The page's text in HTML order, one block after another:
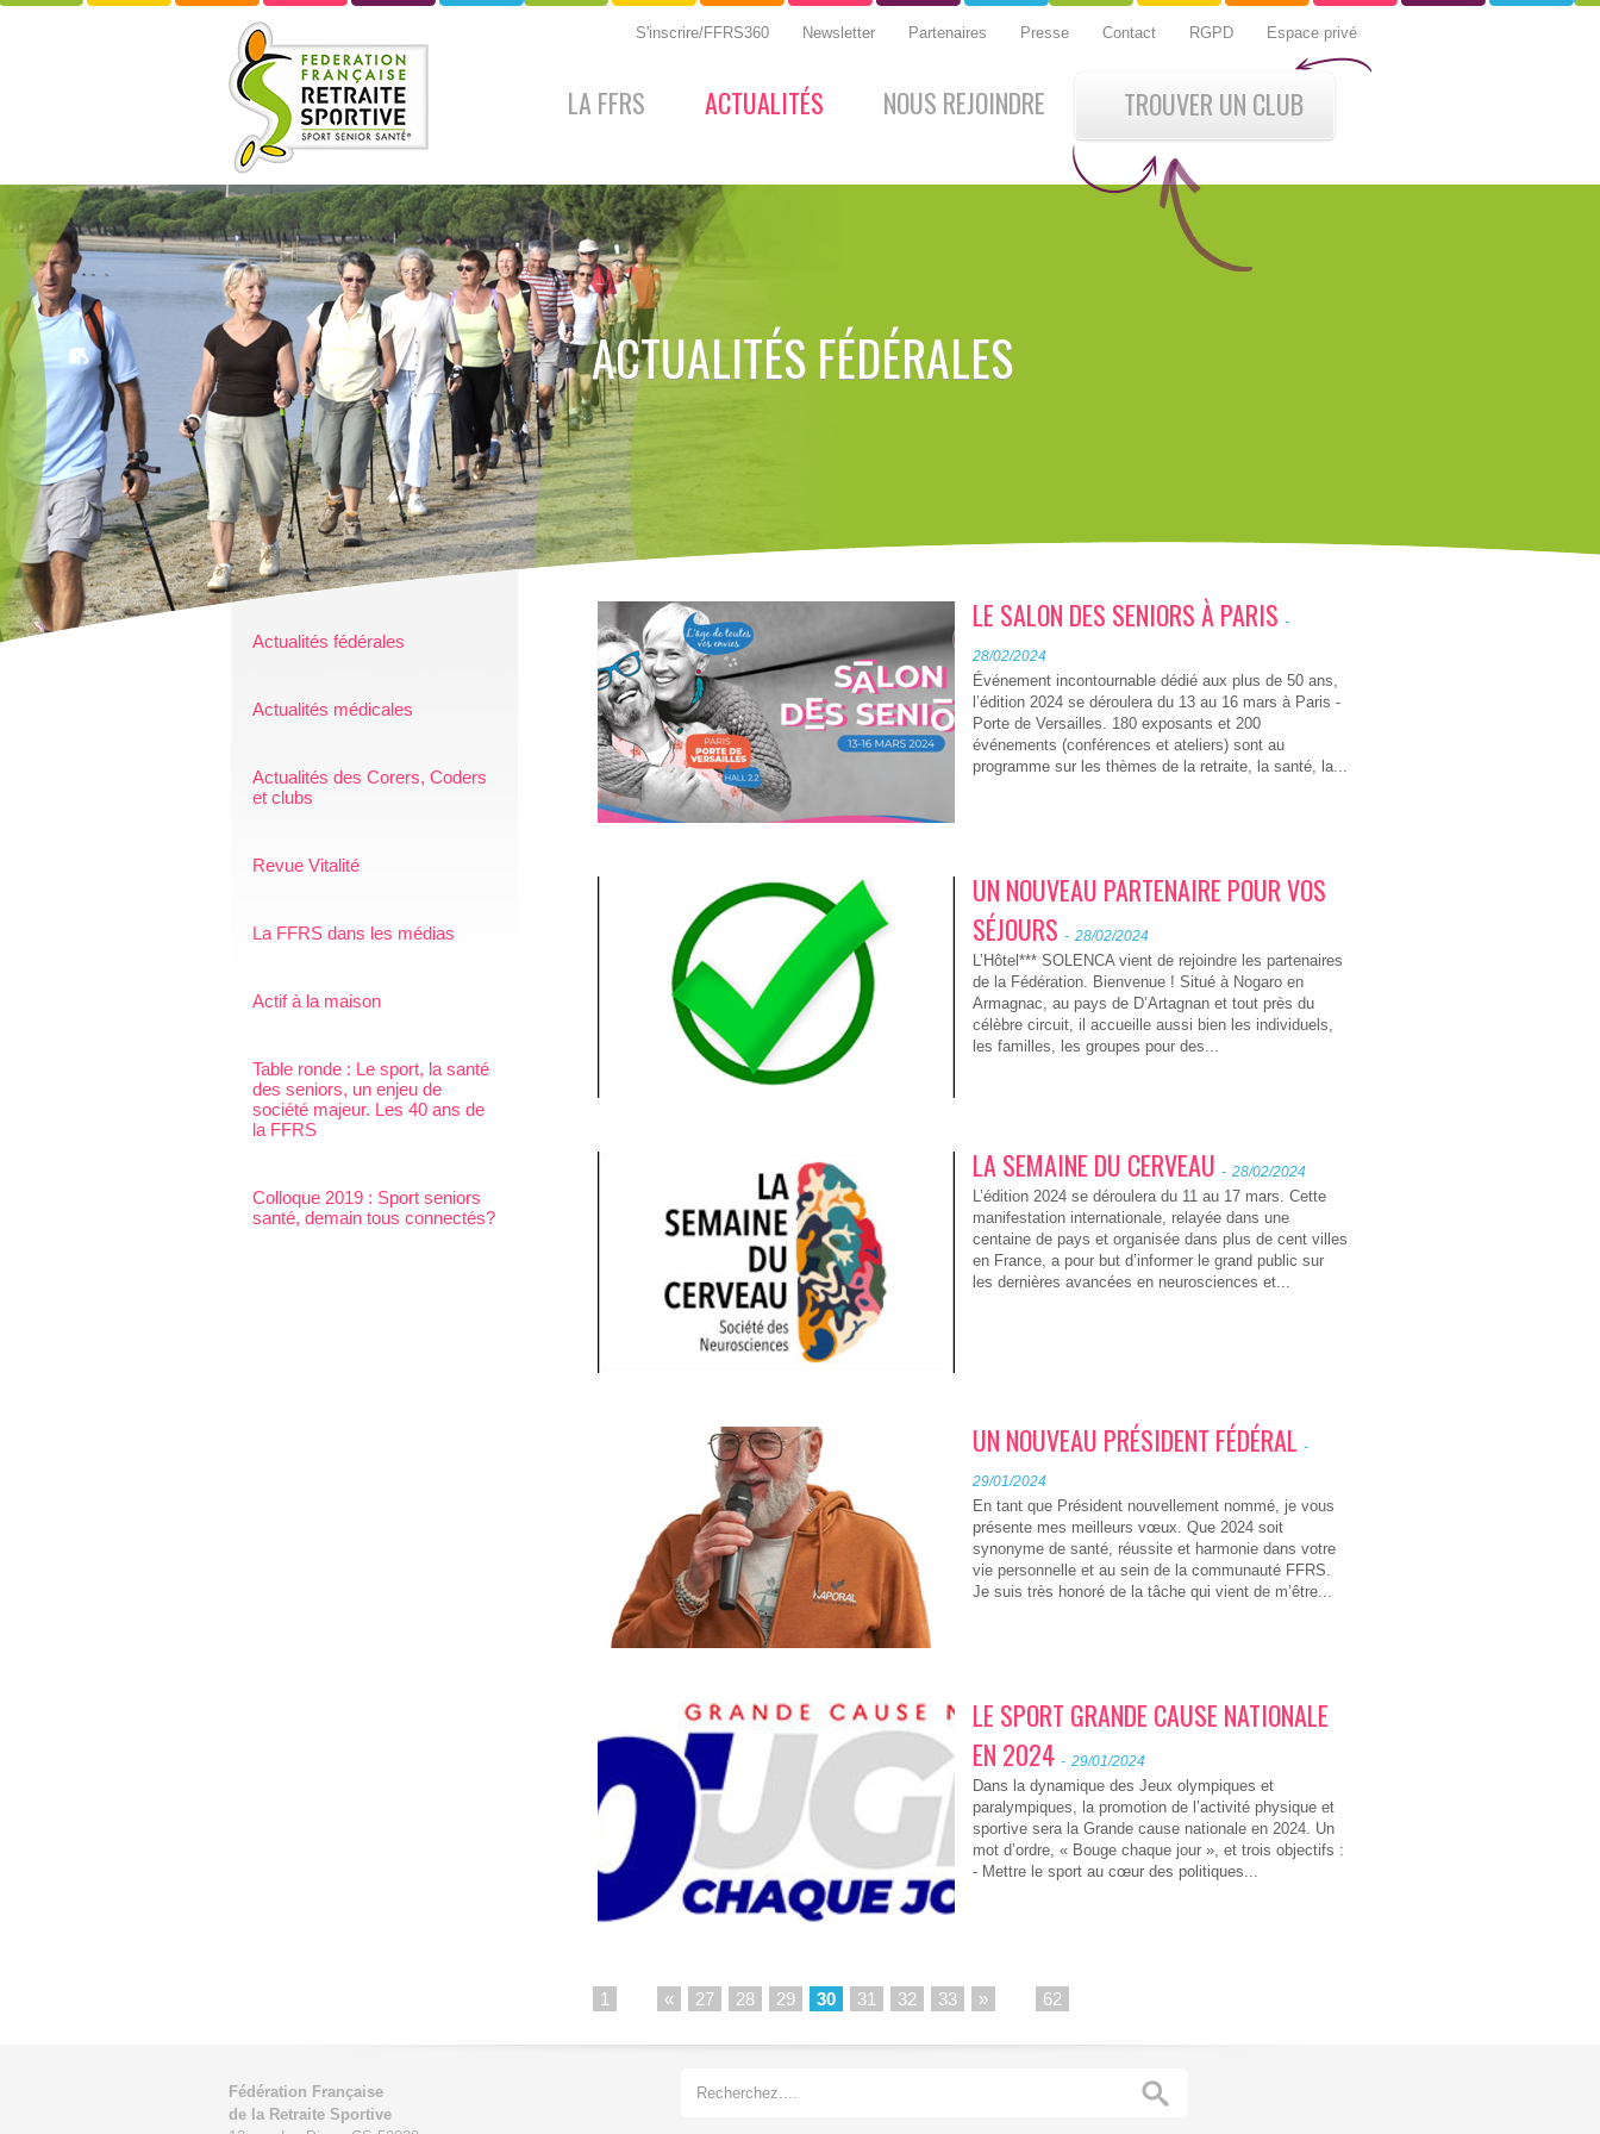
S'inscrire/FFRS360 Newsletter Partenaires Presse Contact RGPD Espace privé
LA FFRS ACTUALITÉS NOUS REJOINDRE TROUVER UN CLUB
Actualités fédérales
Actualités médicales
Actualités des Corers, Coders
et clubs
Revue Vitalité
La FFRS dans les médias
Actif à la maison
Table ronde : Le sport, la santé
des seniors, un enjeu de
société majeur. Les 40 ans de
la FFRS
Colloque 2019 : Sport seniors
santé, demain tous connectés?
ACTUALITÉS FÉDÉRALES
LE SALON DES SENIORS À PARIS -
28/02/2024
Événement incontournable dédié aux plus de 50 ans,
l’édition 2024 se déroulera du 13 au 16 mars à Paris -
Porte de Versailles. 180 exposants et 200
événements (conférences et ateliers) sont au
programme sur les thèmes de la retraite, la santé, la...
UN NOUVEAU PARTENAIRE POUR VOS
SÉJOURS - 28/02/2024
​L’Hôtel*** SOLENCA vient de rejoindre les partenaires
de la Fédération. Bienvenue ! Situé à Nogaro en
Armagnac, au pays de D’Artagnan et tout près du
célèbre circuit, il accueille aussi bien les individuels,
les familles, les groupes pour des...
LA SEMAINE DU CERVEAU - 28/02/2024
L’édition 2024 se déroulera du 11 au 17 mars. Cette
manifestation internationale, relayée dans une
centaine de pays et organisée dans plus de cent villes
en France, a pour but d’informer le grand public sur
les dernières avancées en neurosciences et...
UN NOUVEAU PRÉSIDENT FÉDÉRAL -
29/01/2024
En tant que Président nouvellement nommé, je vous
présente mes meilleurs vœux. Que 2024 soit
synonyme de santé, réussite et harmonie dans votre
vie personnelle et au sein de la communauté FFRS.
Je suis très honoré de la tâche qui vient de m’être...
LE SPORT GRANDE CAUSE NATIONALE
EN 2024 - 29/01/2024
Dans la dynamique des Jeux olympiques et
paralympiques, la promotion de l’activité physique et
sportive sera la Grande cause nationale en 2024. Un
mot d’ordre, « Bouge chaque jour », et trois objectifs :
- Mettre le sport au cœur des politiques...
1 « 27 28 29 30 31 32 33 » 62
Fédération Française
de la Retraite Sportive